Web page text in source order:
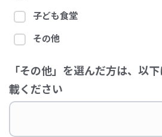
子ども食堂
その他
「その他」を選んだ方は、以
載ください